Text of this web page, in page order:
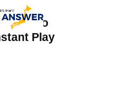
With No
Play